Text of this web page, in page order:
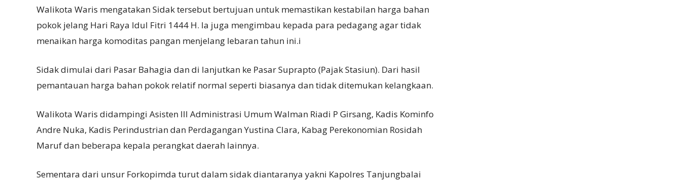
Walikota Waris mengatakan Sidak tersebut bertujuan untuk memastikan kestabilan harga bahan
pokok jelang Hari Raya Idul Fitri 1444 H. Ia juga mengimbau kepada para pedagang agar tidak
menaikan harga komoditas pangan menjelang lebaran tahun ini.i
Sidak dimulai dari Pasar Bahagia dan di lanjutkan ke Pasar Suprapto (Pajak Stasiun). Dari hasil
pemantauan harga bahan pokok relatif normal seperti biasanya dan tidak ditemukan kelangkaan.
Walikota Waris didampingi Asisten III Administrasi Umum Walman Riadi P Girsang, Kadis Kominfo
Andre Nuka, Kadis Perindustrian dan Perdagangan Yustina Clara, Kabag Perekonomian Rosidah
Maruf dan beberapa kepala perangkat daerah lainnya.
Sementara dari unsur Forkopimda turut dalam sidak diantaranya yakni Kapolres Tanjungbalai